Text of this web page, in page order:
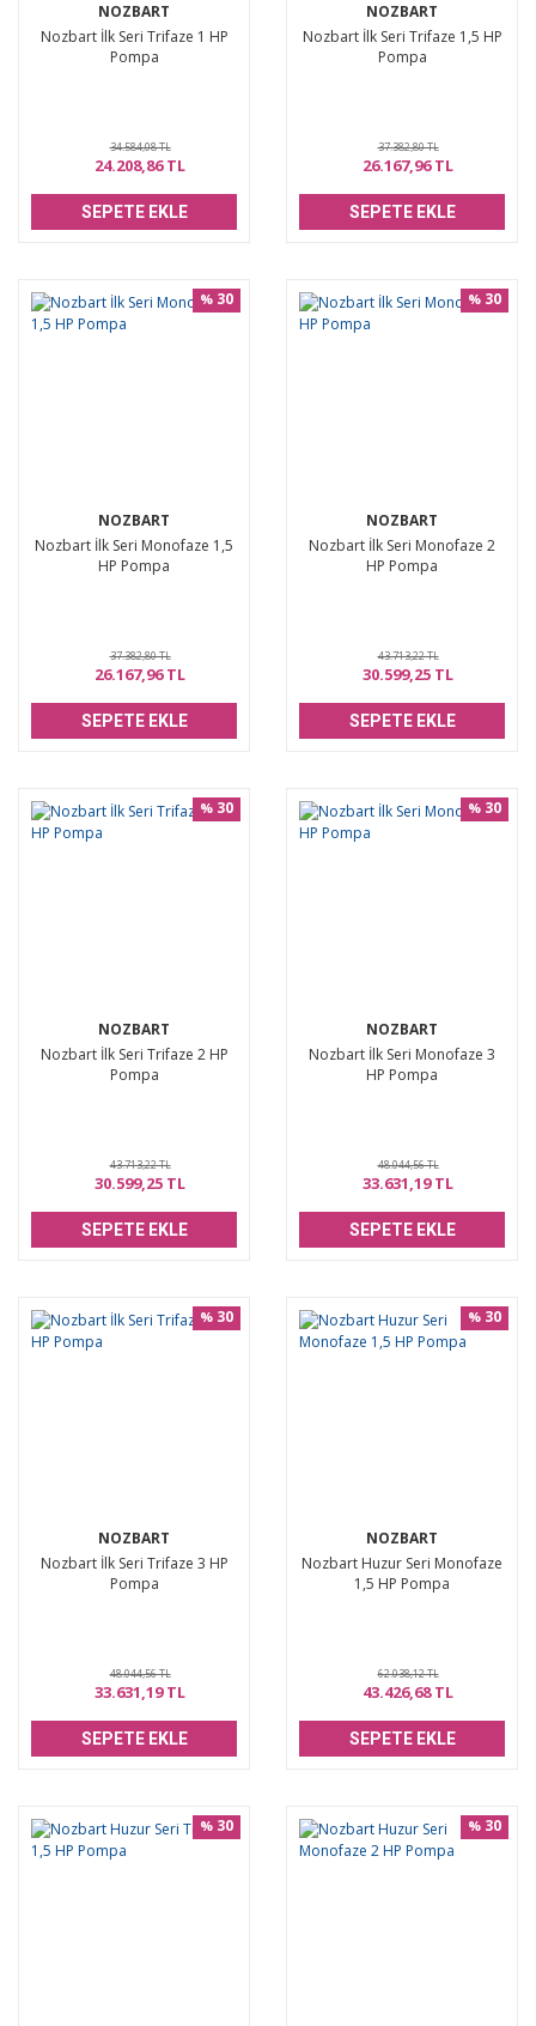
NOZBART
Nozbart İlk Seri Trifaze 1 HP
Pompa
34.584,08 TL
24.208,86 TL
SEPETE EKLE
NOZBART
Nozbart İlk Seri Trifaze 1,5 HP
Pompa
37.382,80 TL
26.167,96 TL
SEPETE EKLE
NOZBART
Nozbart İlk Seri Monofaze 1,5
HP Pompa
% 30
37.382,80 TL
26.167,96 TL
SEPETE EKLE
NOZBART
Nozbart İlk Seri Monofaze 2
HP Pompa
% 30
43.713,22 TL
30.599,25 TL
SEPETE EKLE
NOZBART
Nozbart İlk Seri Trifaze 2 HP
Pompa
% 30
43.713,22 TL
30.599,25 TL
SEPETE EKLE
NOZBART
Nozbart İlk Seri Monofaze 3
HP Pompa
% 30
48.044,56 TL
33.631,19 TL
SEPETE EKLE
NOZBART
Nozbart İlk Seri Trifaze 3 HP
Pompa
% 30
48.044,56 TL
33.631,19 TL
SEPETE EKLE
NOZBART
Nozbart Huzur Seri Monofaze
1,5 HP Pompa
% 30
62.038,12 TL
43.426,68 TL
SEPETE EKLE
% 30 % 30